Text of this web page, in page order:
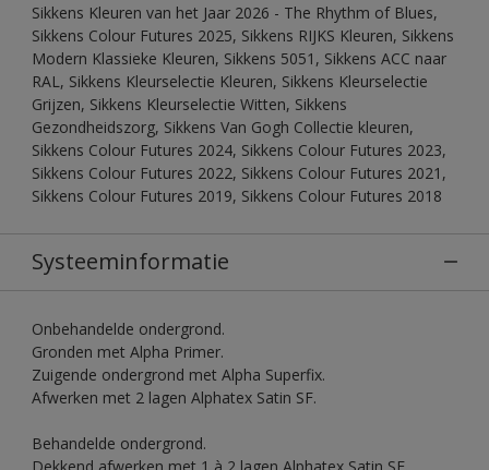
Sikkens Kleuren van het Jaar 2026 - The Rhythm of Blues,
Sikkens Colour Futures 2025, Sikkens RIJKS Kleuren, Sikkens
Modern Klassieke Kleuren, Sikkens 5051, Sikkens ACC naar
RAL, Sikkens Kleurselectie Kleuren, Sikkens Kleurselectie
Grijzen, Sikkens Kleurselectie Witten, Sikkens
Gezondheidszorg, Sikkens Van Gogh Collectie kleuren,
Sikkens Colour Futures 2024, Sikkens Colour Futures 2023,
Sikkens Colour Futures 2022, Sikkens Colour Futures 2021,
Sikkens Colour Futures 2019, Sikkens Colour Futures 2018
Systeeminformatie
Onbehandelde ondergrond.
Gronden met Alpha Primer.
Zuigende ondergrond met Alpha Superfix.
Afwerken met 2 lagen Alphatex Satin SF.
Behandelde ondergrond.